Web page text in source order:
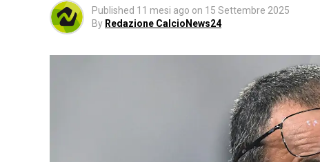
Published 11 mesi ago on 15 Settembre 2025
By Redazione CalcioNews24